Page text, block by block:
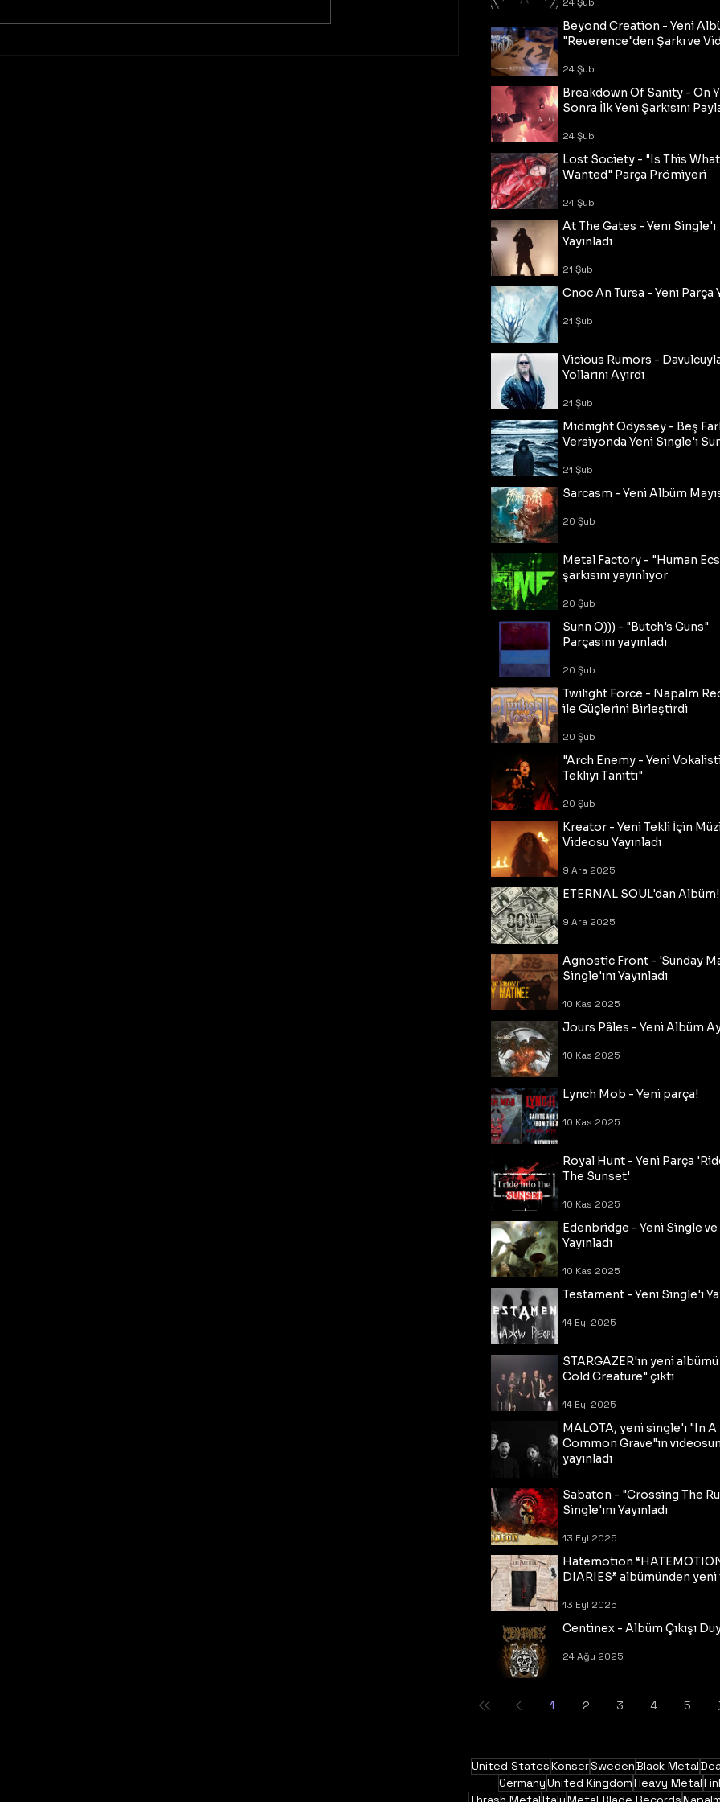
Beyond Creation - Yeni
"Reverence"den Şarkı ve
24 Şub
Breakdown Of Sanity - On
Sonra İlk Yeni Şarkısını
24 Şub
Lost Society - "Is This
Wanted" Parça Prömiyeri
24 Şub
At The Gates - Yeni Single'ı
Yayınladı
21 Şub
Cnoc An Tursa - Yeni Parça
21 Şub
Vicious Rumors -
Yollarını Ayırdı
21 Şub
Midnight Odyssey - Beş
Versiyonda Yeni Single'ı
21 Şub
Sarcasm - Yeni Albüm
20 Şub
Metal Factory - "Human
şarkısını yayınlıyor
20 Şub
Sunn O))) - "Butch's Guns"
Parçasını yayınladı
20 Şub
Twilight Force - Napalm
ile Güçlerini Birleştirdi
20 Şub
"Arch Enemy - Yeni
Tekliyi Tanıttı"
20 Şub
Kreator - Yeni Tekli İçin
Videosu Yayınladı
9 Ara 2025
ETERNAL SOUL'dan Albüm!
9 Ara 2025
Agnostic Front - 'Sunday
Single'ını Yayınladı
10 Kas 2025
Jours Pâles - Yeni Albüm
10 Kas 2025
Lynch Mob - Yeni parça!
10 Kas 2025
Royal Hunt - Yeni Parça
The Sunset'
10 Kas 2025
Edenbridge - Yeni Single
Yayınladı
10 Kas 2025
Testament - Yeni Single'ı
14 Eyl 2025
STARGAZER'ın yeni
Cold Creature" çıktı
14 Eyl 2025
MALOTA, yeni single'ı "In A
Common Grave"ın
yayınladı
Sabaton - "Crossing The
Single'ını Yayınladı
13 Eyl 2025
Hatemotion
DIARIES” albümünden
13 Eyl 2025
Centinex - Albüm Çıkışı
24 Ağu 2025
1 2 3 4 5
United StatesKonserSwedenBlack Metal
GermanyUnited KingdomHeavy Metal